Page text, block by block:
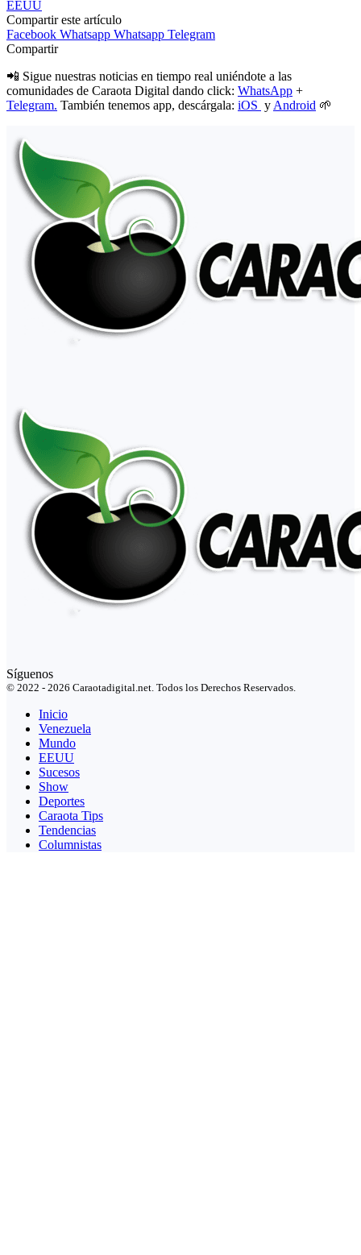
EEUU
Compartir este artículo
Facebook Whatsapp Whatsapp Telegram
Compartir
📲 Sigue nuestras noticias en tiempo real uniéndote a las
comunidades de Caraota Digital dando click: WhatsApp +
Telegram. También tenemos app, descárgala: iOS y Android 🌱
Síguenos
© 2022 - 2026 Caraotadigital.net. Todos los Derechos Reservados.
Inicio
Venezuela
Mundo
EEUU
Sucesos
Show
Deportes
Caraota Tips
Tendencias
Columnistas